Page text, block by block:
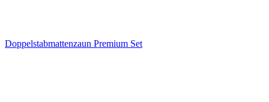
Doppelstabmattenzaun Premium Set